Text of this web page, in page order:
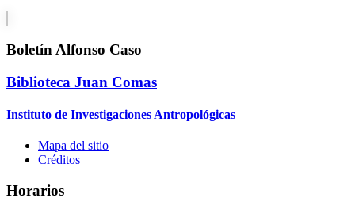
Boletín Alfonso Caso
Biblioteca Juan Comas
Instituto de Investigaciones Antropológicas
Mapa del sitio
Créditos
Horarios